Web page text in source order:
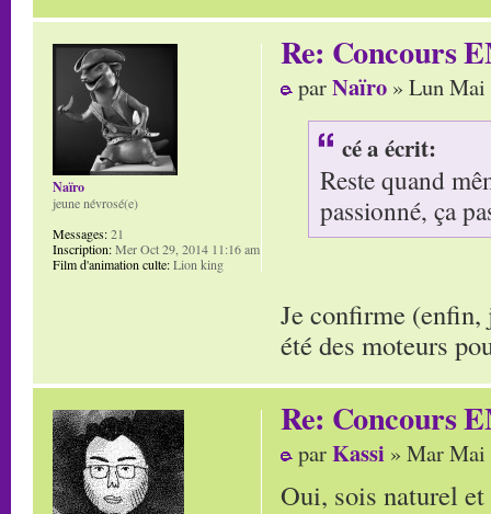
Re: Concours
parNaïro » Lun Mai
cé a écrit:
Reste quand
passionné, ça
Je confirme (enfin,
été des moteurs
Naïro
jeune névrosé(e)
Messages:21
Inscription:Mer Oct 29, 2014 11:16 am
Film d'animation culte:Lion king
Re: Concours
parKassi » Mar Mai
Oui, sois naturel